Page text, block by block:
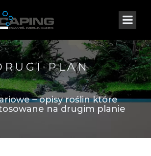
PLAN
– opisy roślin które
na drugim planie